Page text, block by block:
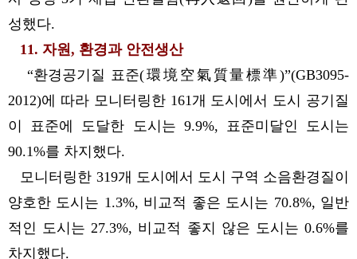
성했다.
11. 자원, 환경과 안전생산
“환경공기질 표준(環境空氣質量標準)”(GB3095-
2012)에 따라 모니터링한 161개 도시에서 도시 공기질
이 표준에 도달한 도시는 9.9%, 표준미달인 도시는
90.1%를 차지했다.
모니터링한 319개 도시에서 도시 구역 소음환경질이
양호한 도시는 1.3%, 비교적 좋은 도시는 70.8%, 일반
적인 도시는 27.3%, 비교적 좋지 않은 도시는 0.6%를
차지했다.